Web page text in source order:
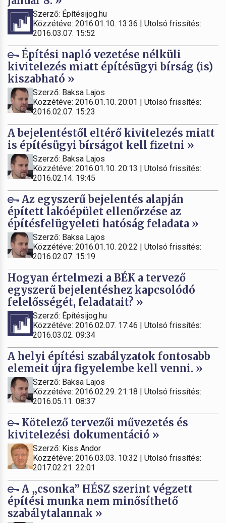
Szerző: Építésijog.hu
Közzétéve: 2016.01.10. 13:36 | Utolsó frissítés:
2016.03.07. 15:52
Építési napló vezetése nélküli
kivitelezés miatt építésügyi bírság (is)
kiszabható »
Szerző: Baksa Lajos
Közzétéve: 2016.01.10. 20:01 | Utolsó frissítés:
2016.02.07. 15:23
A bejelentéstől eltérő kivitelezés miatt
is építésügyi bírságot kell fizetni »
Szerző: Baksa Lajos
Közzétéve: 2016.01.10. 20:13 | Utolsó frissítés:
2016.02.14. 19:45
Az egyszerű bejelentés alapján
épített lakóépület ellenőrzése az
építésfelügyeleti hatóság feladata »
Szerző: Baksa Lajos
Közzétéve: 2016.01.10. 20:22 | Utolsó frissítés:
2016.02.07. 15:19
Hogyan értelmezi a BÉK a tervező
egyszerű bejelentéshez kapcsolódó
felelősségét, feladatait? »
Szerző: Építésijog.hu
Közzétéve: 2016.02.07. 17:46 | Utolsó frissítés:
2016.03.02. 09:34
A helyi építési szabályzatok fontosabb
elemeit újra figyelembe kell venni. »
Szerző: Baksa Lajos
Közzétéve: 2016.02.29. 21:18 | Utolsó frissítés:
2016.05.11. 08:37
Kötelező tervezői művezetés és
kivitelezési dokumentáció »
Szerző: Kiss Andor
Közzétéve: 2016.03.03. 10:32 | Utolsó frissítés:
2017.02.21. 22:01
A „csonka” HÉSZ szerint végzett
építési munka nem minősíthető
szabálytalannak »